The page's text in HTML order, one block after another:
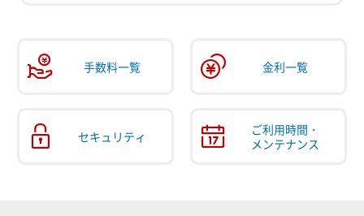
手数料一覧 金利一覧
セキュリティ
ご利用時間・
メンテナンス